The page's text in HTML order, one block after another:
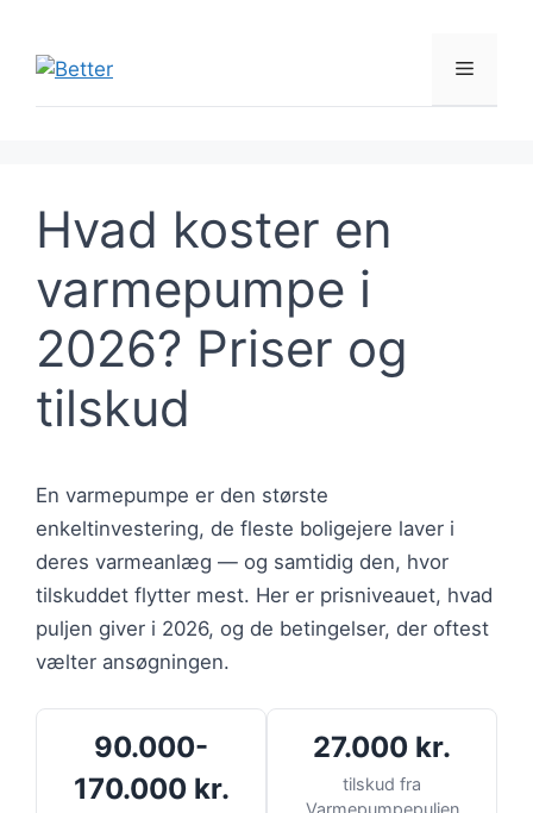
indhold
Menu
Hvad koster en
varmepumpe i
2026? Priser og
tilskud
En varmepumpe er den største
enkeltinvestering, de fleste boligejere laver i
deres varmeanlæg — og samtidig den, hvor
tilskuddet flytter mest. Her er prisniveauet, hvad
puljen giver i 2026, og de betingelser, der oftest
vælter ansøgningen.
90.000-
170.000 kr.
27.000 kr.
tilskud fra